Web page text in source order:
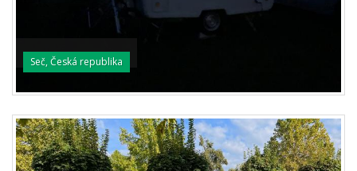
Seč, Česká republika